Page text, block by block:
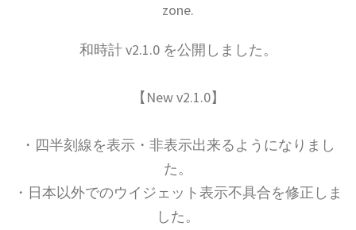
zone.
和時計 v2.1.0 を公開しました。
【New v2.1.0】
・四半刻線を表示・非表示出来るようになりまし
た。
・日本以外でのウイジェット表示不具合を修正しま
した。